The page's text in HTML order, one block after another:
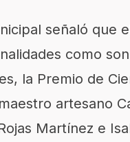
señaló que
como
la Premio de
artesano
Martínez e